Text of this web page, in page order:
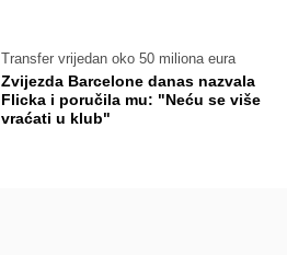
Transfer vrijedan oko 50 miliona eura
Zvijezda Barcelone danas nazvala
Flicka i poručila mu: "Neću se više
vraćati u klub"